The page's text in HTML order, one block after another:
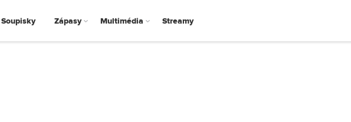
Soupisky Zápasy Multimédia Streamy